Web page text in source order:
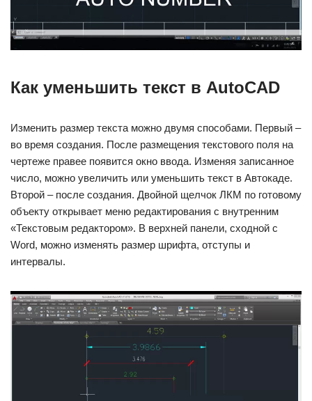
Как уменьшить текст в AutoCAD
Изменить размер текста можно двумя способами. Первый –
во время создания. После размещения текстового поля на
чертеже правее появится окно ввода. Изменяя записанное
число, можно увеличить или уменьшить текст в Автокаде.
Второй – после создания. Двойной щелчок ЛКМ по готовому
объекту открывает меню редактирования с внутренним
«Текстовым редактором». В верхней панели, сходной с
Word, можно изменять размер шрифта, отступы и
интервалы.